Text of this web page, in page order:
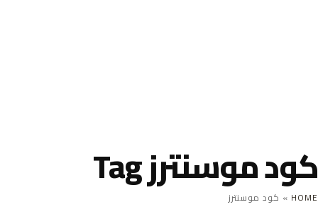
كود موسنترز Tag
HOME
» كود موسنترز